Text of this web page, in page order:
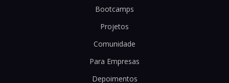
Bootcamps
Projetos
Comunidade
Para Empresas
Depoimentos